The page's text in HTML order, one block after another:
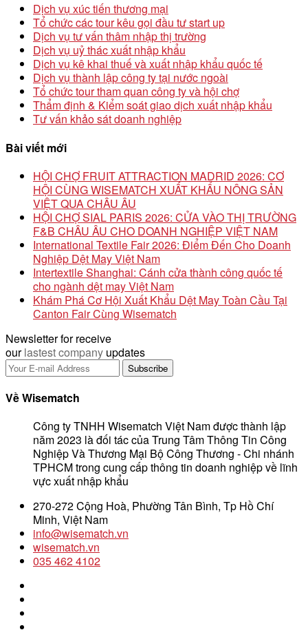
Dịch vụ xúc tiến thương mại
Tổ chức các tour kêu gọi đầu tư start up
Dịch vụ tư vấn thâm nhập thị trường
Dịch vụ uỷ thác xuất nhập khẩu
Dịch vụ kê khai thuế và xuất nhập khẩu quốc tế
Dịch vụ thành lập công ty tại nước ngoài
Tổ chức tour tham quan công ty và hội chợ
Thẩm định & Kiểm soát giao dịch xuất nhập khẩu
Tư vấn khảo sát doanh nghiệp
Bài viết mới
HỘI CHỢ FRUIT ATTRACTION MADRID 2026: CƠ
HỘI CÙNG WISEMATCH XUẤT KHẨU NÔNG SẢN
VIỆT QUA CHÂU ÂU
HỘI CHỢ SIAL PARIS 2026: CỬA VÀO THỊ TRƯỜNG
F&B CHÂU ÂU CHO DOANH NGHIỆP VIỆT NAM
International Textile Fair 2026: Điểm Đến Cho Doanh
Nghiệp Dệt May Việt Nam
Intertextile Shanghai: Cánh cửa thành công quốc tế
cho ngành dệt may Việt Nam
Khám Phá Cơ Hội Xuất Khẩu Dệt May Toàn Cầu Tại
Canton Fair Cùng Wisematch
Newsletter for receive
ourlastest company updates
Về Wisematch
Công ty TNHH Wisematch Việt Nam được thành lập
năm 2023 là đối tác của Trung Tâm Thông Tin Công
Nghiệp Và Thương Mại Bộ Công Thương - Chi nhánh
TPHCM trong cung cấp thông tin doanh nghiệp về lĩnh
vực xuất nhập khẩu
270-272 Cộng Hoà, Phường Tân Bình, Tp Hồ Chí
Minh, Việt Nam
info@wisematch.vn
wisematch.vn
035 462 4102